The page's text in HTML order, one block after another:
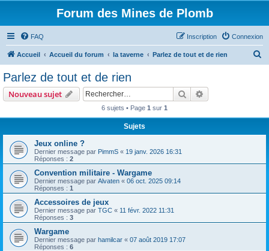
Forum des Mines de Plomb
FAQ Connexion
Inscription
Accueil Accueil du forum la taverne Parlez de tout et de rien
Parlez de tout et de rien
Nouveau sujet Rechercher
6 sujets • Page 1 sur 1
Sujets
Jeux online ?
Dernier message par PimmS « 19 janv. 2026 16:31
Réponses : 2
Convention militaire - Wargame
Dernier message par Alvaten « 06 oct. 2025 09:14
Réponses : 1
Accessoires de jeux
Dernier message par TGC « 11 févr. 2022 11:31
Réponses : 3
Wargame
Dernier message par hamilcar « 07 août 2019 17:07
Réponses : 6